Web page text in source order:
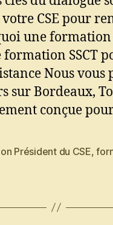
CSE pour
une formation
SSCT
Nous vous
sur Bordeaux,
conçue
Président du CSE,